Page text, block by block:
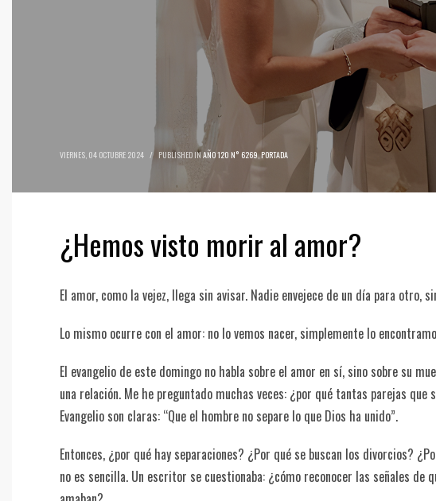
VIERNES, 04 OCTUBRE 2024 / PUBLISHED INAÑO 120 N° 6269,PORTADA
¿Hemos visto morir al amor?
El amor, como la vejez, llega sin avisar. Nadie envejece de un día para otro,
Lo mismo ocurre con el amor: no lo vemos nacer, simplemente lo
El evangelio de este domingo no habla sobre el amor en sí, sino sobre su
una relación. Me he preguntado muchas veces: ¿por qué tantas parejas
Evangelio son claras: “Que el hombre no separe lo que Dios ha unido”.
Entonces, ¿por qué hay separaciones? ¿Por qué se buscan los divorcios?
no es sencilla. Un escritor se cuestionaba: ¿cómo reconocer las señales de